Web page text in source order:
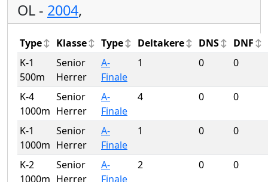
OL - 2004,
Type Klasse Type Deltakere DNS
DNF
K-1
500m
Senior
Herrer
A-
Finale
1 0 0
K-4
1000m
Senior
Herrer
A-
Finale
4 0 0
K-1
1000m
Senior
Herrer
A-
Finale
1 0 0
K-2
1000m
Senior
Herrer
A-
Finale
2 0 0